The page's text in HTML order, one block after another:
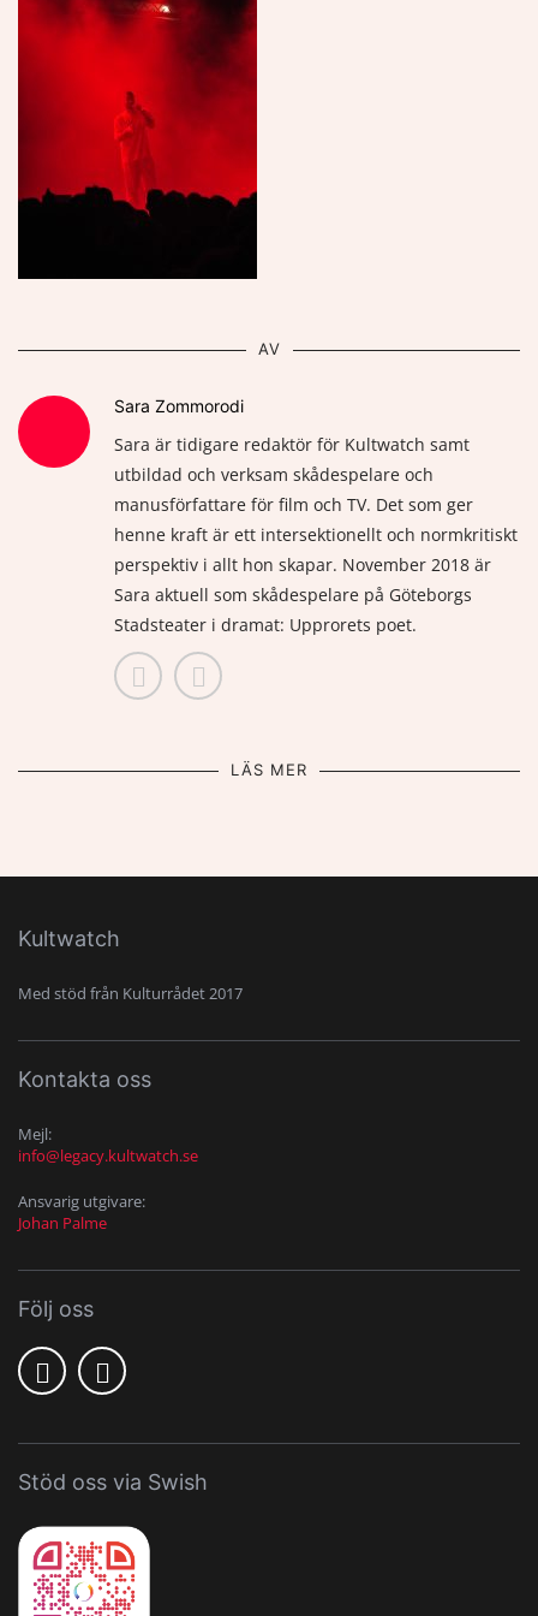
AV
Sara Zommorodi
Sara är tidigare redaktör för Kultwatch samt
utbildad och verksam skådespelare och
manusförfattare för film och TV. Det som ger
henne kraft är ett intersektionellt och normkritiskt
perspektiv i allt hon skapar. November 2018 är
Sara aktuell som skådespelare på Göteborgs
Stadsteater i dramat: Upprorets poet.
LÄS MER
Kultwatch
Med stöd från Kulturrådet 2017
Kontakta oss
Mejl:
info@legacy.kultwatch.se
Ansvarig utgivare:
Johan Palme
Följ oss
Stöd oss via Swish